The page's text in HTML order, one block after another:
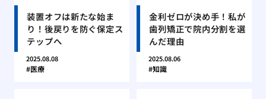
装置オフは新たな始ま
り！後戻りを防ぐ保定ス
テップへ
2025.08.08
医療
金利ゼロが決め手！私が
歯列矯正で院内分割を選
んだ理由
2025.08.06
知識